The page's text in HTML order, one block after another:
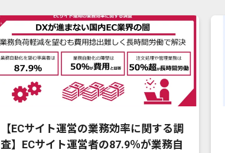
【ECサイト運営の業務効率に関する調
査】ECサイト運営者の87.9％が業務自